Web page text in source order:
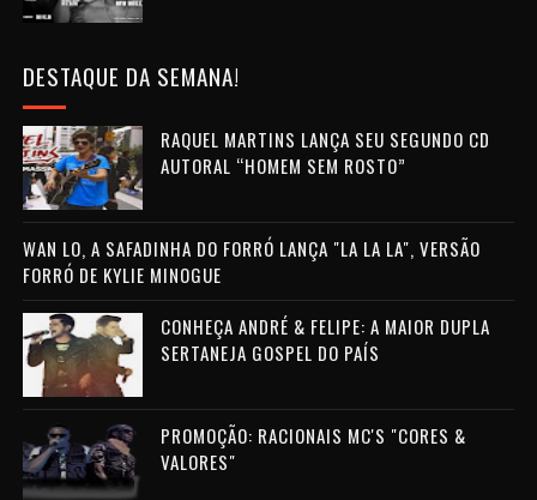
DESTAQUE DA SEMANA!
RAQUEL MARTINS LANÇA SEU SEGUNDO CD
AUTORAL “HOMEM SEM ROSTO”
WAN LO, A SAFADINHA DO FORRÓ LANÇA "LA LA LA", VERSÃO
FORRÓ DE KYLIE MINOGUE
CONHEÇA ANDRÉ & FELIPE: A MAIOR DUPLA
SERTANEJA GOSPEL DO PAÍS
PROMOÇÃO: RACIONAIS MC'S "CORES &
VALORES"